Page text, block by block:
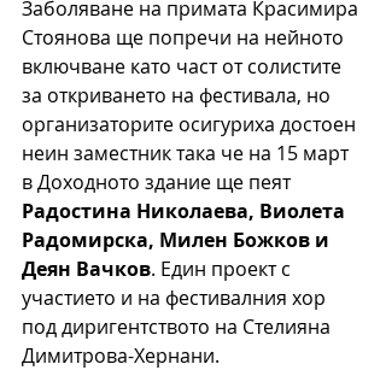
Заболяване на примата Красимира
Стоянова ще попречи на нейното
включване като част от солистите
за откриването на фестивала, но
организаторите осигуриха достоен
неин заместник така че на 15 март
в Доходното здание ще пеят
Радостина Николаева, Виолета
Радомирска, Милен Божков и
Деян Вачков. Един проект с
участието и на фестивалния хор
под диригентството на Стелияна
Димитрова-Хернани.